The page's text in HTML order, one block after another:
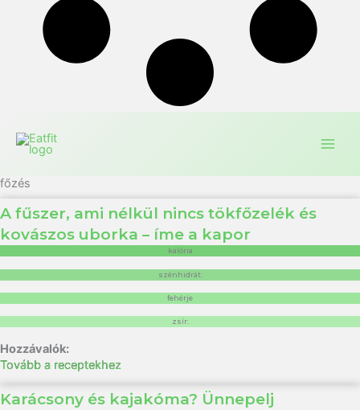
főzés
A fűszer, ami nélkül nincs tökfőzelék és
kovászos uborka – íme a kapor
kalória
szénhidrát:
fehérje
zsír:
Tovább a receptekhez
Karácsony és kajakóma? Ünnepelj